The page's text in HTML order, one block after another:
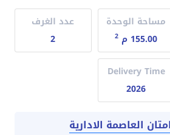
مساحة الوحدة
155.00 م
2
عدد الغرف
2
Delivery Time
2026
العاصمة الادارية